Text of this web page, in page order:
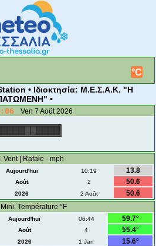
°C
• Ιδιοκτησία: Μ.Ε.Σ.Α.Κ. "Η
•
Ven 7 Août 2026
Vent | Rafale - mph
Aujourd'hui 10:19
13.8
Août 2
50.6
2026 2 Août
50.6
Température °F
Aujourd'hui 06:44
59.7°
Août 4
55.4°
2026 1 Jan
15.6°